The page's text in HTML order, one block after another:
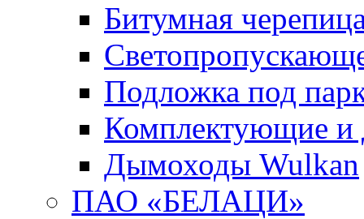
Битумная
Подложка под
Комплектующие и
Дымоходы Wulkan
ПАО «БЕЛАЦИ»